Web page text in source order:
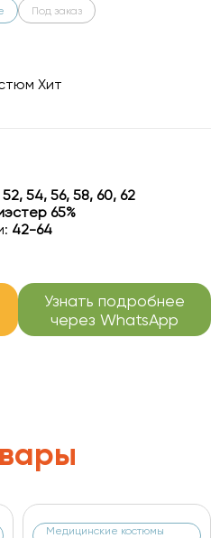
Под заказ
Хит
54, 56, 58, 60, 62
65%
42-64
Узнать подробнее
через WhatsApp
Медицинские